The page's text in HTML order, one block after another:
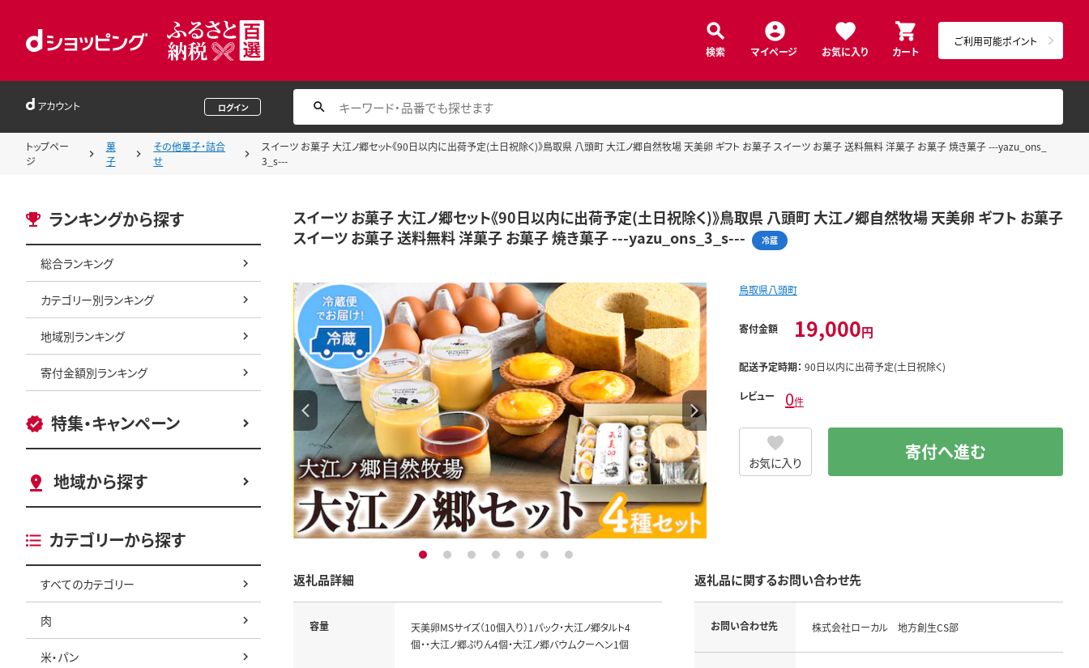
検索 マイページ お気に入り カート
ご利用可能ポイント
アカウント ログイン
トップペー
ジ
菓
子
その他菓子・詰合
せ
スイーツ お菓子 大江ノ郷セット《90日以内に出荷予定(土日祝除く)》鳥取県 八頭町 大江ノ郷自然牧場 天美卵 ギフト お菓子 スイーツ お菓子 送料無料 洋菓子 お菓子 焼き菓子 ---yazu_ons_
3_s---
ランキングから探す
総合ランキング
カテゴリー別ランキング
地域別ランキング
寄付金額別ランキング
特集・キャンペーン
地域から探す
カテゴリーから探す
すべてのカテゴリー
肉
米・パン
スイーツ お菓子 大江ノ郷セット《90日以内に出荷予定(土日祝除く)》鳥取県 八頭町 大江ノ郷自然牧場 天美卵 ギフト お菓子
スイーツ お菓子 送料無料 洋菓子 お菓子 焼き菓子 ---yazu_ons_3_s---
冷蔵
1 2 3 4 5 6 7
鳥取県八頭町
寄付金額 19,000円
配送予定時期： 90日以内に出荷予定(土日祝除く)
レビュー 0件
お気に入り 寄付へ進む
返礼品詳細
容量
天美卵MSサイズ（10個入り）1パック・大江ノ郷タルト4
個・・大江ノ郷ぷりん4個・大江ノ郷バウムクーヘン1個
返礼品に関するお問い合わせ先
お問い合わせ先 株式会社ローカル 地方創生CS部